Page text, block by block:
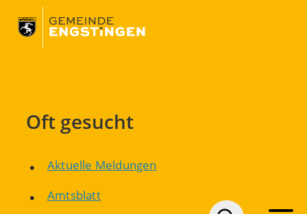
Oft gesucht
Aktuelle Meldungen
Amtsblatt